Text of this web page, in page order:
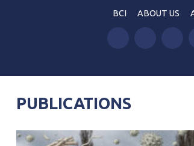
BCI ABOUT US
PUBLICATIONS